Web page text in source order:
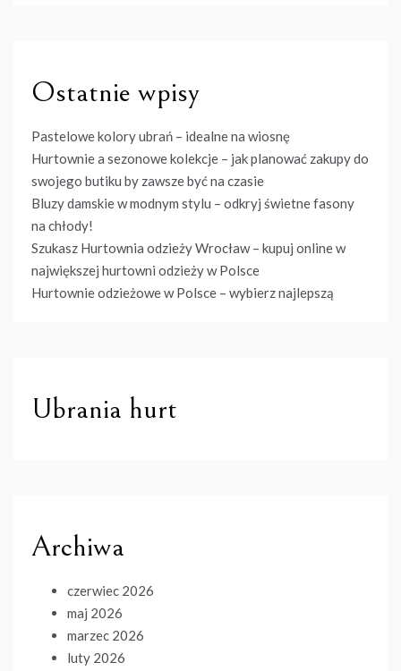
Ostatnie wpisy
Pastelowe kolory ubrań – idealne na wiosnę
Hurtownie a sezonowe kolekcje – jak planować zakupy do
swojego butiku by zawsze być na czasie
Bluzy damskie w modnym stylu – odkryj świetne fasony
na chłody!
Szukasz Hurtownia odzieży Wrocław – kupuj online w
największej hurtowni odzieży w Polsce
Hurtownie odzieżowe w Polsce – wybierz najlepszą
Ubrania hurt
Archiwa
czerwiec 2026
maj 2026
marzec 2026
luty 2026